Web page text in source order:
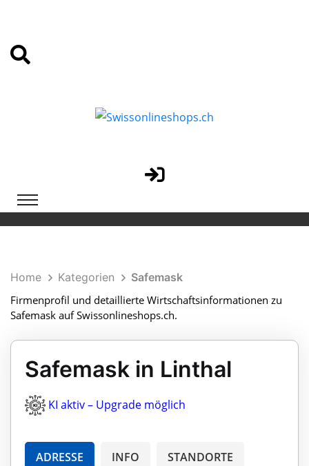
Home Kategorien
Safemask
Firmenprofil und detaillierte Wirtschaftsinformationen zu
Safemask auf Swissonlineshops.ch.
Safemask in Linthal
KI aktiv – Upgrade möglich
ADRESSE INFO STANDORTE